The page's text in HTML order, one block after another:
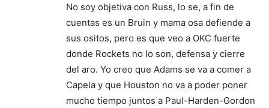
No soy objetiva con Russ, lo se, a fin de
cuentas es un Bruin y mama osa defiende a
sus ositos, pero es que veo a OKC fuerte
donde Rockets no lo son, defensa y cierre
del aro. Yo creo que Adams se va a comer a
Capela y que Houston no va a poder poner
mucho tiempo juntos a Paul-Harden-Gordon